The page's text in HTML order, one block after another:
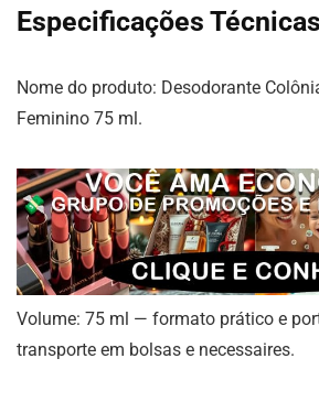
Especificações Técnicas
Nome do produto: Desodorante
Feminino 75 ml.
Volume: 75 ml — formato prático e
transporte em bolsas e necessaires.